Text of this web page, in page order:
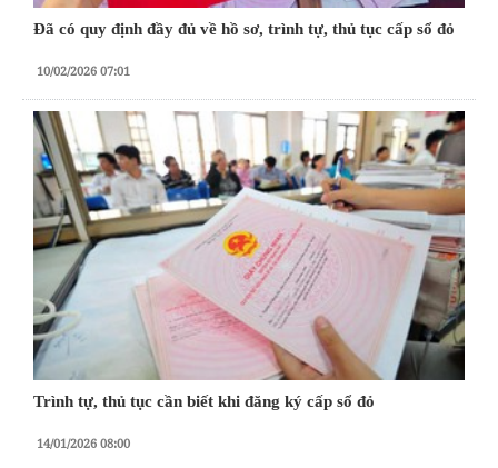
Đã có quy định đầy đủ về hồ sơ, trình tự, thủ tục cấp sổ đỏ
10/02/2026 07:01
Trình tự, thủ tục cần biết khi đăng ký cấp sổ đỏ
14/01/2026 08:00